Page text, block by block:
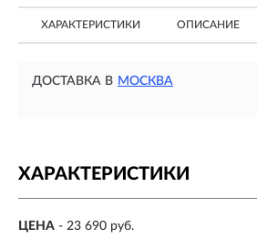
ХАРАКТЕРИСТИКИ ОПИСАНИЕ
ДОСТАВКА В МОСКВА
ХАРАКТЕРИСТИКИ
ЦЕНА - 23 690 руб.